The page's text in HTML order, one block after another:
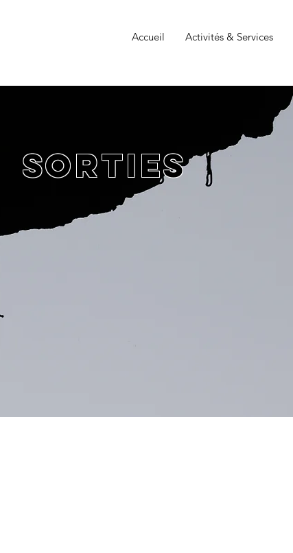
Accueil Activités & Services
Sorties